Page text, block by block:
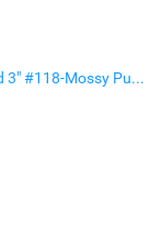
Мягкие приманки Noike Smokin' Dad 3" #118-Mossy Pumpkin (6 шт.)